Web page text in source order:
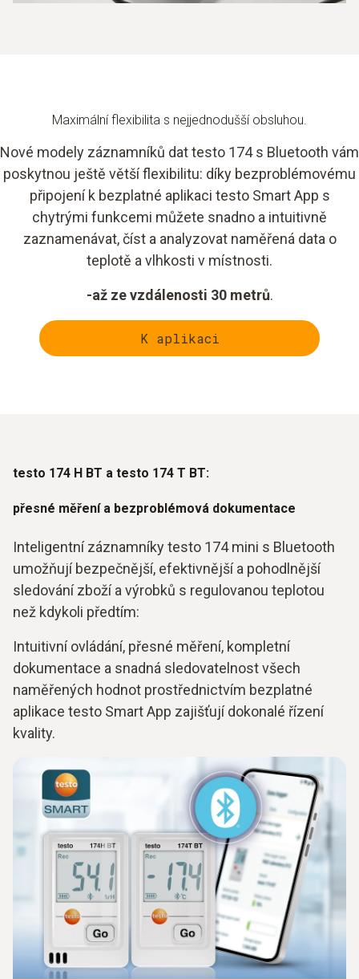
Maximální flexibilita s nejjednodušší obsluhou.
Nové modely záznamníků dat testo 174 s Bluetooth vám
poskytnou ještě větší flexibilitu: díky bezproblémovému
připojení k bezplatné aplikaci testo Smart App s
chytrými funkcemi můžete snadno a intuitivně
zaznamenávat, číst a analyzovat naměřená data o
teplotě a vlhkosti v místnosti.
-až ze vzdálenosti 30 metrů.
K aplikaci
testo 174 H BT a testo 174 T BT:
přesné měření a bezproblémová dokumentace
Inteligentní záznamníky testo 174 mini s Bluetooth
umožňují bezpečnější, efektivnější a pohodlnější
sledování zboží a výrobků s regulovanou teplotou
než kdykoli předtím:
Intuitivní ovládání, přesné měření, kompletní
dokumentace a snadná sledovatelnost všech
naměřených hodnot prostřednictvím bezplatné
aplikace testo Smart App zajišťují dokonalé řízení
kvality.